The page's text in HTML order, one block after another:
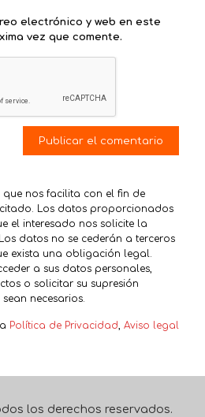
electrónico y web en este
vez que comente.
que nos facilita con el fin de
Los datos proporcionados
el interesado nos solicite la
datos no se cederán a terceros
exista una obligación legal.
a sus datos personales,
o solicitar su supresión
necesarios.
Política de Privacidad, Aviso legal
los derechos reservados.